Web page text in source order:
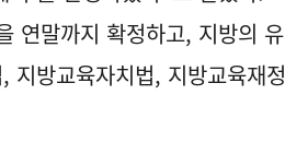
연말까지 확정하고, 지방의 유
지방교육자치법, 지방교육재정